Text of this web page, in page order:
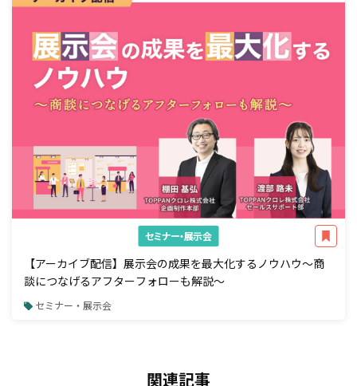
セミナー・展示会
【アーカイブ配信】展示会の成果を最大化するノウハウ～商
談につなげるアフターフォローも解説～
セミナー・展示会
関連記事